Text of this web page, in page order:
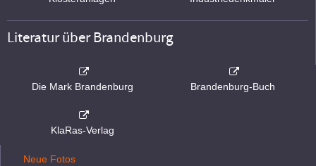
Literatur über Brandenburg
Die Mark Brandenburg Brandenburg-Buch
KlaRas-Verlag
Neue Fotos